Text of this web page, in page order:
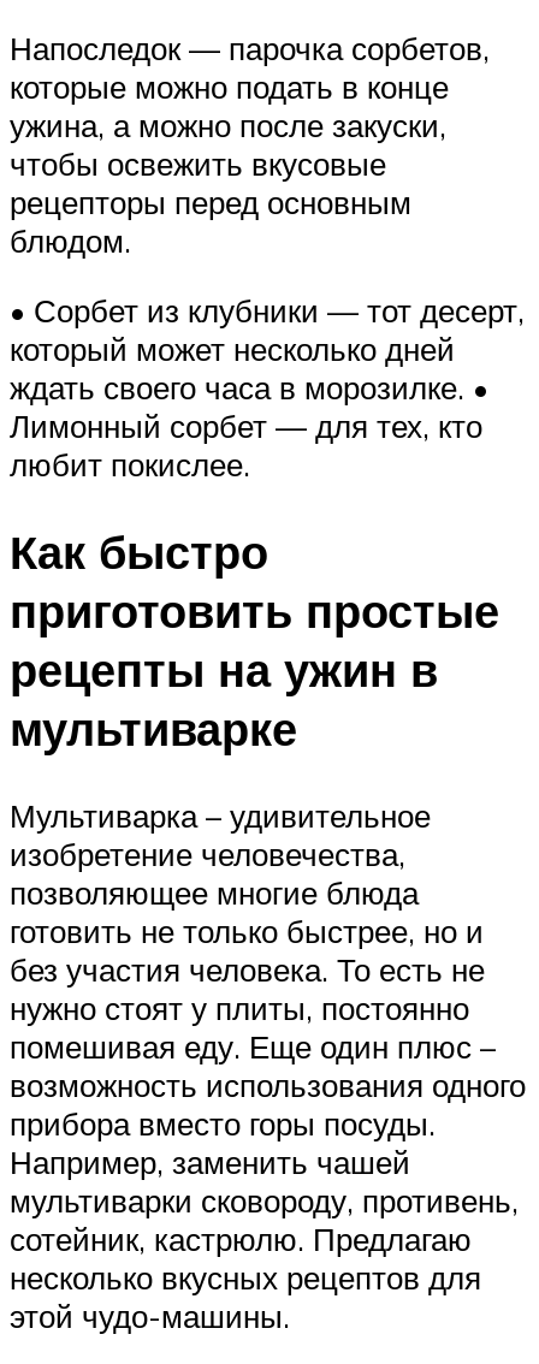
Напоследок — парочка сорбетов,
которые можно подать в конце
ужина, а можно после закуски,
чтобы освежить вкусовые
рецепторы перед основным
блюдом.
• Сорбет из клубники — тот десерт,
который может несколько дней
ждать своего часа в морозилке. •
Лимонный сорбет — для тех, кто
любит покислее.
Как быстро
приготовить простые
рецепты на ужин в
мультиварке
Мультиварка – удивительное
изобретение человечества,
позволяющее многие блюда
готовить не только быстрее, но и
без участия человека. То есть не
нужно стоят у плиты, постоянно
помешивая еду. Еще один плюс –
возможность использования одного
прибора вместо горы посуды.
Например, заменить чашей
мультиварки сковороду, противень,
сотейник, кастрюлю. Предлагаю
несколько вкусных рецептов для
этой чудо-машины.